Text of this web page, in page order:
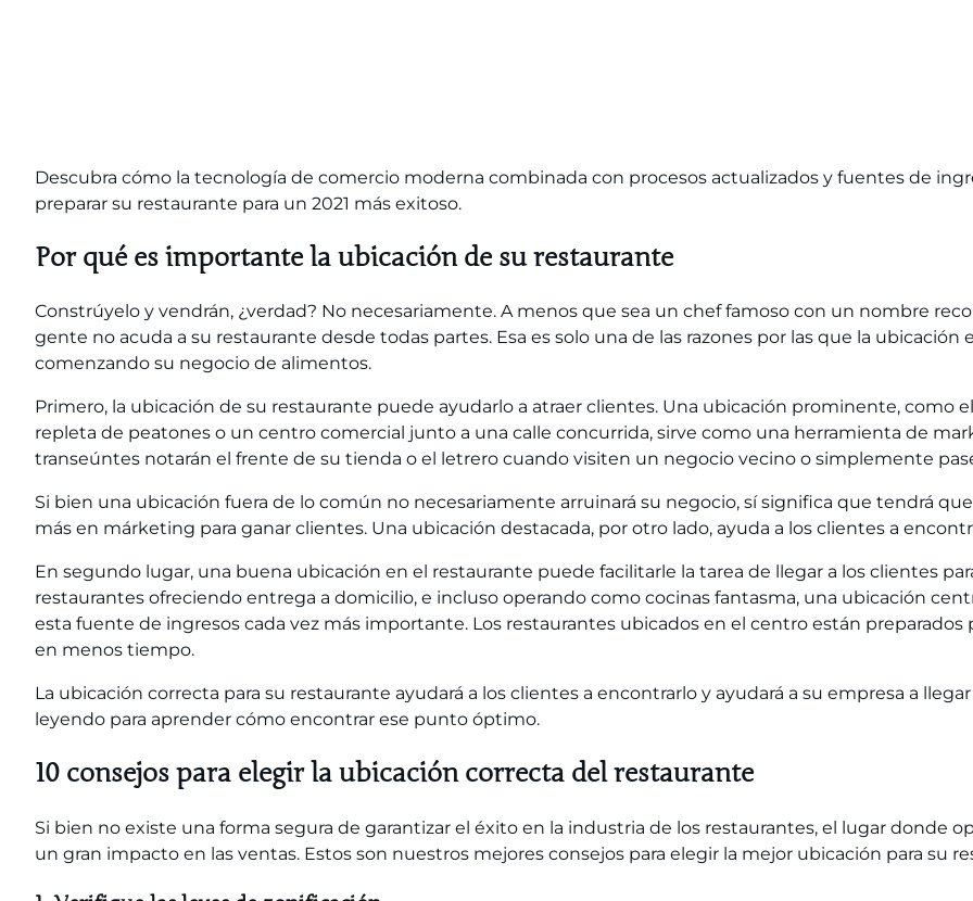
Descubra cómo la tecnología de comercio moderna combinada con procesos actualizados y fuentes de
preparar su restaurante para un 2021 más exitoso.
Por qué es importante la ubicación de su restaurante
Constrúyelo y vendrán, ¿verdad? No necesariamente. A menos que sea un chef famoso con un nombre
gente no acuda a su restaurante desde todas partes. Esa es solo una de las razones por las que la ubicación
comenzando su negocio de alimentos.
Primero, la ubicación de su restaurante puede ayudarlo a atraer clientes. Una ubicación prominente, como
repleta de peatones o un centro comercial junto a una calle concurrida, sirve como una herramienta de
transeúntes notarán el frente de su tienda o el letrero cuando visiten un negocio vecino o simplemente
Si bien una ubicación fuera de lo común no necesariamente arruinará su negocio, sí significa que tendrá
más en márketing para ganar clientes. Una ubicación destacada, por otro lado, ayuda a los clientes a
En segundo lugar, una buena ubicación en el restaurante puede facilitarle la tarea de llegar a los clientes
restaurantes ofreciendo entrega a domicilio, e incluso operando como cocinas fantasma, una ubicación
esta fuente de ingresos cada vez más importante. Los restaurantes ubicados en el centro están preparados
en menos tiempo.
La ubicación correcta para su restaurante ayudará a los clientes a encontrarlo y ayudará a su empresa a
leyendo para aprender cómo encontrar ese punto óptimo.
10 consejos para elegir la ubicación correcta del restaurante
Si bien no existe una forma segura de garantizar el éxito en la industria de los restaurantes, el lugar donde
un gran impacto en las ventas. Estos son nuestros mejores consejos para elegir la mejor ubicación para su